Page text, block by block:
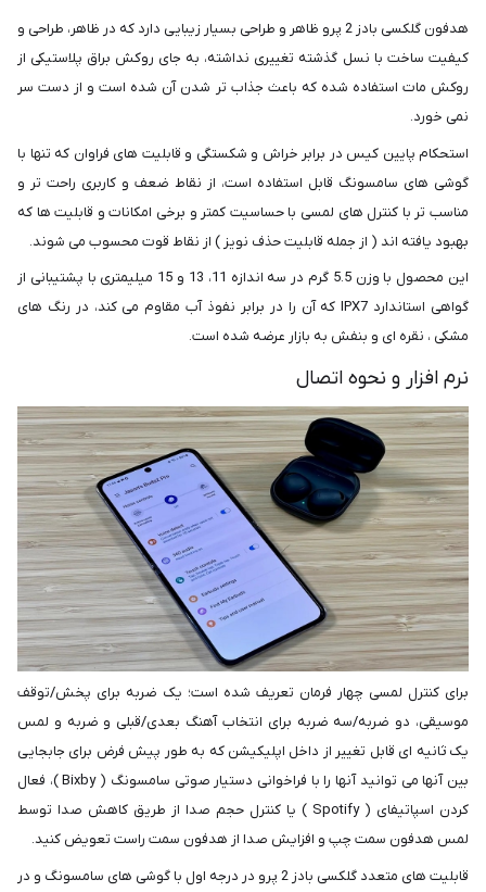
هدفون گلکسی بادز 2 پرو ظاهر و طراحی بسیار زیبایی دارد که در ظاهر، طراحی و
کیفیت ساخت با نسل گذشته تغییری نداشته، به جای روکش براق پلاستیکی از
روکش مات استفاده شده که باعث جذاب تر شدن آن شده است و از دست سر
نمی خورد.
استحکام پایین کیس در برابر خراش و شکستگی و قابلیت های فراوان که تنها با
گوشی های سامسونگ قابل استفاده است، از نقاط ضعف و کاربری راحت تر و
مناسب تر با کنترل های لمسی با حساسیت کمتر و برخی امکانات و قابلیت ها که
بهبود یافته اند ( از جمله قابلیت حذف نویز ) از نقاط قوت محسوب می شوند.
این محصول با وزن 5.5 گرم در سه اندازه 11، 13 و 15 میلیمتری با پشتیبانی از
گواهی استاندارد IPX7 که آن را در برابر نفوذ آب مقاوم می کند، در رنگ های
مشکی ، نقره ای و بنفش به بازار عرضه شده است.
نرم افزار و نحوه اتصال
برای کنترل لمسی چهار فرمان تعریف شده است؛ یک ضربه برای پخش/توقف
موسیقی، دو ضربه/سه ضربه برای انتخاب آهنگ بعدی/قبلی و ضربه و لمس
یک ثانیه ای قابل تغییر از داخل اپلیکیشن که به طور پیش فرض برای جابجایی
بین آنها می توانید آنها را با فراخوانی دستیار صوتی سامسونگ ( Bixby )، فعال
کردن اسپاتیفای ( Spotify ) یا کنترل حجم صدا از طریق کاهش صدا توسط
لمس هدفون سمت چپ و افزایش صدا از هدفون سمت راست‌ تعویض کنید.
قابلیت های متعدد گلکسی بادز 2 پرو در درجه اول با گوشی های سامسونگ و در